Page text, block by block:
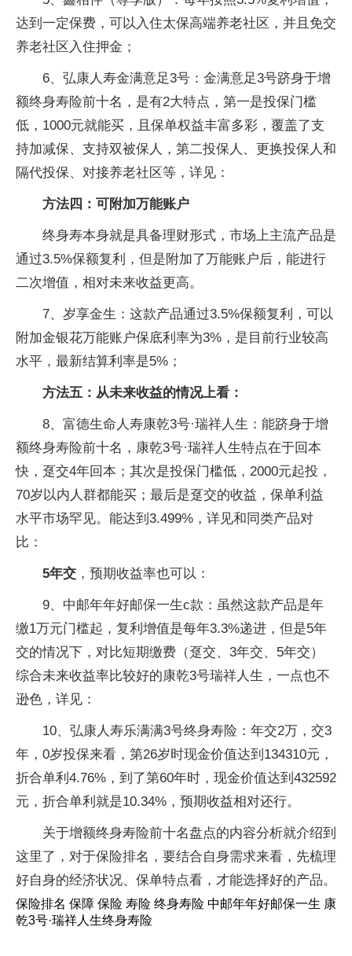
达到一定保费，可以入住太保高端养老社区，并且免交
养老社区入住押金；
6、弘康人寿金满意足3号：金满意足3号跻身于增
额终身寿险前十名，是有2大特点，第一是投保门槛
低，1000元就能买，且保单权益丰富多彩，覆盖了支
持加减保、支持双被保人，第二投保人、更换投保人和
隔代投保、对接养老社区等，详见：
方法四：可附加万能账户
终身寿本身就是具备理财形式，市场上主流产品是
通过3.5%保额复利，但是附加了万能账户后，能进行
二次增值，相对未来收益更高。
7、岁享金生：这款产品通过3.5%保额复利，可以
附加金银花万能账户保底利率为3%，是目前行业较高
水平，最新结算利率是5%；
方法五：从未来收益的情况上看：
8、富德生命人寿康乾3号·瑞祥人生：能跻身于增
额终身寿险前十名，康乾3号·瑞祥人生特点在于回本
快，趸交4年回本；其次是投保门槛低，2000元起投，
70岁以内人群都能买；最后是趸交的收益，保单利益
水平市场罕见。能达到3.499%，详见和同类产品对
比：
5年交 ，预期收益率也可以：
9、中邮年年好邮保一生c款：虽然这款产品是年
缴1万元门槛起，复利增值是每年3.3%递进，但是5年
交的情况下，对比短期缴费（趸交、3年交、5年交）
综合未来收益率比较好的康乾3号瑞祥人生，一点也不
逊色，详见：
10、弘康人寿乐满满3号终身寿险：年交2万，交3
年，0岁投保来看，第26岁时现金价值达到134310元，
折合单利4.76%，到了第60年时，现金价值达到432592
元，折合单利就是10.34%，预期收益相对还行。
关于增额终身寿险前十名盘点的内容分析就介绍到
这里了，对于保险排名，要结合自身需求来看，先梳理
好自身的经济状况、保单特点看，才能选择好的产品。
保险排名 保障 保险 寿险 终身寿险 中邮年年好邮保一生 康
乾3号·瑞祥人生终身寿险